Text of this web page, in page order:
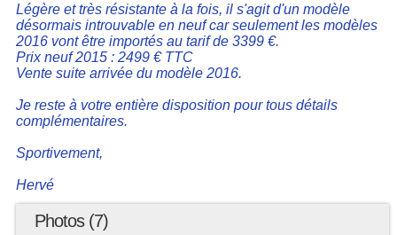
Légère et très résistante à la fois, il s'agit d'un modèle
désormais introuvable en neuf car seulement les modèles
2016 vont être importés au tarif de 3399 €.
Prix neuf 2015 : 2499 € TTC
Vente suite arrivée du modèle 2016.
Je reste à votre entière disposition pour tous détails
complémentaires.
Sportivement,
Hervé
Photos (7)